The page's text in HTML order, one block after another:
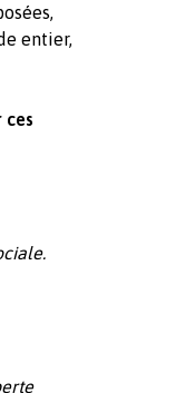
entier,
ces